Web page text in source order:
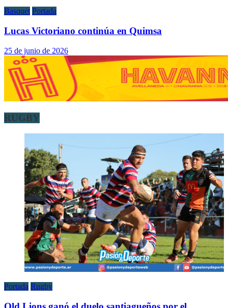
Basquet Portada
Lucas Victoriano continúa en Quimsa
25 de junio de 2026
RUGBY
Portada Rugby